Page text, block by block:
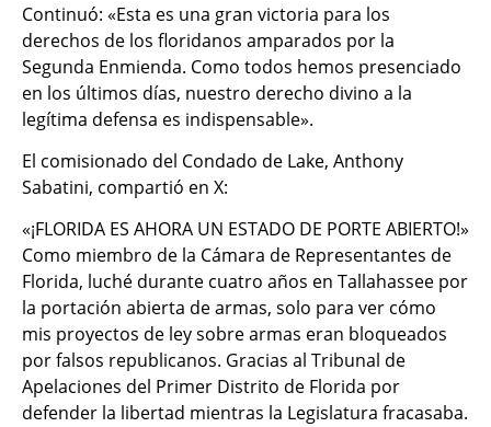
Continuó: «Esta es una gran victoria para los
derechos de los floridanos amparados por la
Segunda Enmienda. Como todos hemos presenciado
en los últimos días, nuestro derecho divino a la
legítima defensa es indispensable».
El comisionado del Condado de Lake, Anthony
Sabatini, compartió en X:
«¡FLORIDA ES AHORA UN ESTADO DE PORTE ABIERTO!»
Como miembro de la Cámara de Representantes de
Florida, luché durante cuatro años en Tallahassee por
la portación abierta de armas, solo para ver cómo
mis proyectos de ley sobre armas eran bloqueados
por falsos republicanos. Gracias al Tribunal de
Apelaciones del Primer Distrito de Florida por
defender la libertad mientras la Legislatura fracasaba.